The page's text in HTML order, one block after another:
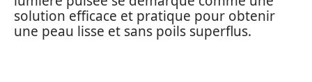
solution efficace et pratique pour obtenir
une peau lisse et sans poils superflus.